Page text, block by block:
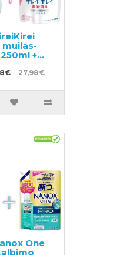
muilas-
+
450ml
27,98€
One